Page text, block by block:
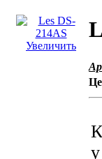
Увеличить